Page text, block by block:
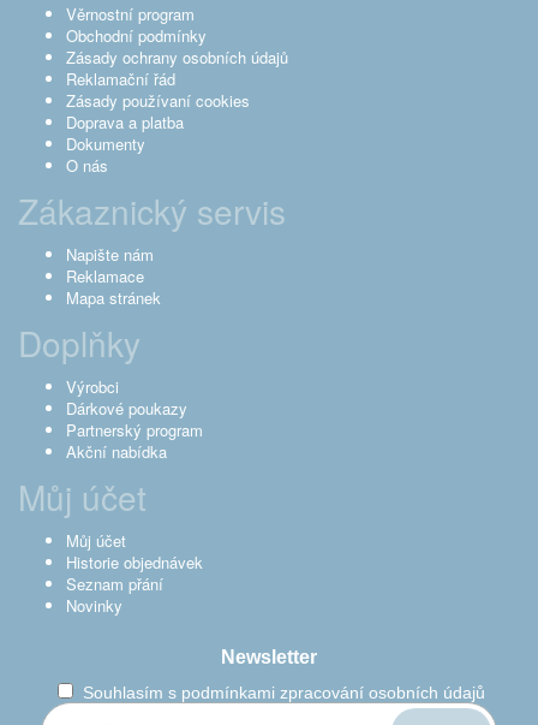
Věrnostní program
Obchodní podmínky
Zásady ochrany osobních údajů
Reklamační řád
Zásady používaní cookies
Doprava a platba
Dokumenty
O nás
Zákaznický servis
Napište nám
Reklamace
Mapa stránek
Doplňky
Výrobci
Dárkové poukazy
Partnerský program
Akční nabídka
Můj účet
Můj účet
Historie objednávek
Seznam přání
Novinky
Newsletter
Souhlasím s podmínkami zpracování osobních údajů